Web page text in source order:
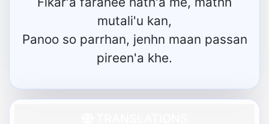
mutali'u kan,
Panoo so parrhan, jenhn maan passan
pireen'a khe.